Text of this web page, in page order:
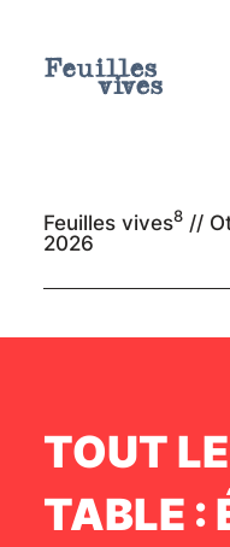
Feuilles vives8//
2026
TOUT
TABLE :